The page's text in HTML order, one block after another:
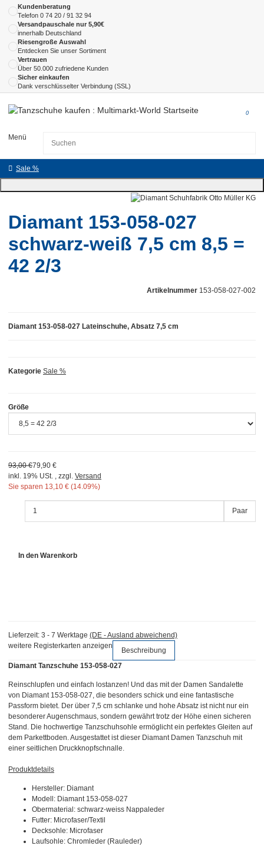
Kundenberatung
Telefon 0 74 20 / 91 32 94
Versandpauschale nur 5,90€
innerhalb Deutschland
Riesengroße Auswahl
Entdecken Sie unser Sortiment
Vertrauen
Über 50.000 zufriedene Kunden
Sicher einkaufen
Dank verschlüsselter Verbindung (SSL)
Menü
0
Sale %
Diamant 153-058-027
schwarz-weiß 7,5 cm 8,5 =
42 2/3
Artikelnummer 153-058-027-002
Kategorie Sale %
Diamant 153-058-027 Lateinschuhe, Absatz 7,5 cm
Größe
79,90 €
93,00 €
inkl. 19% USt. , zzgl. Versand
Sie sparen 13,10 € (14.09%)
Paar
In den Warenkorb
Lieferzeit: 3 - 7 Werktage (DE - Ausland abweichend)
weitere Registerkarten anzeigen
Beschreibung
Diamant Tanzschuhe 153-058-027
Reinschlupfen und einfach lostanzen! Und das mit der Damen Sandalette
von Diamant 153-058-027, die besonders schick und eine fantastische
Passform bietet. Der über 7,5 cm schlanke und hohe Absatz ist nicht nur ein
besonderer Augenschmaus, sondern gewährt trotz der Höhe einen sicheren
Stand. Die hochwertige Tanzschuhsohle ermöglicht ein perfektes Gleiten auf
dem Parkettboden. Ausgestattet ist dieser Diamant Damen Tanzschuh mit
einer seitlichen Druckknopfschnalle.
Produktdetails
Hersteller: Diamant
Modell: Diamant 153-058-027
Obermaterial: schwarz-weiss Nappaleder
Futter: Microfaser/Textil
Decksohle: Microfaser
Laufsohle: Chromleder (Rauleder)